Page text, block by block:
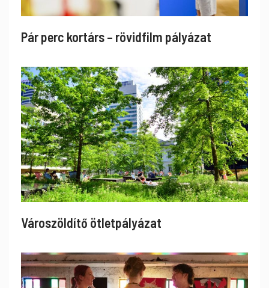
Pár perc kortárs – rövidfilm pályázat
Városzöldítő ötletpályázat